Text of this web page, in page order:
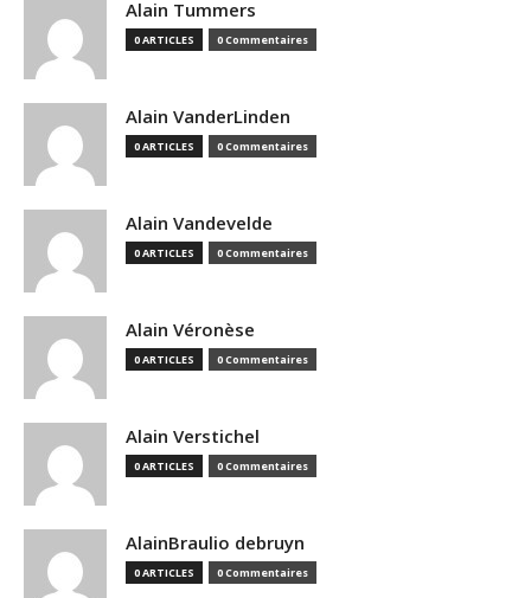
Alain Tummers
0 ARTICLES 0 Commentaires
Alain VanderLinden
0 ARTICLES 0 Commentaires
Alain Vandevelde
0 ARTICLES 0 Commentaires
Alain Véronèse
0 ARTICLES 0 Commentaires
Alain Verstichel
0 ARTICLES 0 Commentaires
AlainBraulio debruyn
0 ARTICLES 0 Commentaires